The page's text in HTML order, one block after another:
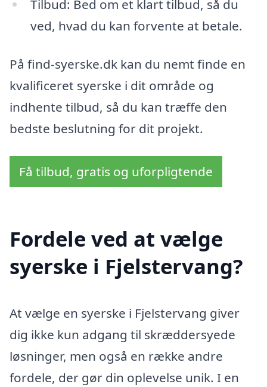
Tilbud: Bed om et klart tilbud, så du
ved, hvad du kan forvente at betale.
På find-syerske.dk kan du nemt finde en
kvalificeret syerske i dit område og
indhente tilbud, så du kan træffe den
bedste beslutning for dit projekt.
Få tilbud, gratis og uforpligtende
Fordele ved at vælge
syerske i Fjelstervang?
At vælge en syerske i Fjelstervang giver
dig ikke kun adgang til skræddersyede
løsninger, men også en række andre
fordele, der gør din oplevelse unik. I en